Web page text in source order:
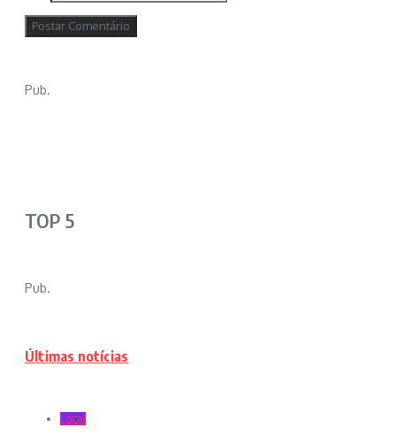
Pub.
TOP 5
Pub.
Últimas notícias
Local